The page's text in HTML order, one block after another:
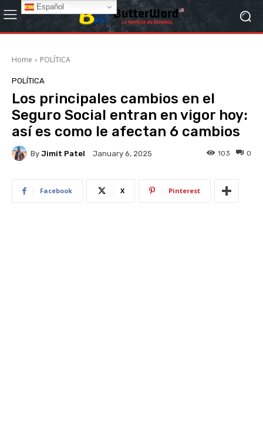
Home POLÍTICA
POLÍTICA
Los principales cambios en el
Seguro Social entran en vigor hoy:
así es como le afectan 6 cambios
By Jimit Patel January 6, 2025 0
103
Facebook X Pinterest
Español